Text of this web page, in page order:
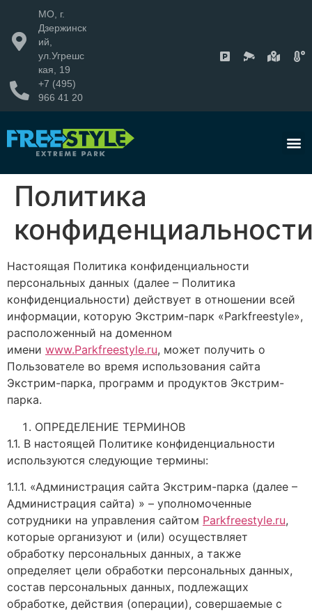
МО, г.
Дзержинск
ий,
ул.Угрешс
кая, 19
+7 (495)
966 41 20
Политика
Настоящая Политика конфиденциальности
персональных данных (далее – Политика
конфиденциальности) действует в отношении всей
информации, которую Экстрим-парк «Parkfreestyle»,
расположенный на доменном
имени www.Parkfreestyle.ru, может получить о
Пользователе во время использования сайта
Экстрим-парка, программ и продуктов Экстрим-
парка.
ОПРЕДЕЛЕНИЕ ТЕРМИНОВ
1.1. В настоящей Политике конфиденциальности
используются следующие термины:
1.1.1. «Администрация сайта Экстрим-парка (далее –
Администрация сайта) » – уполномоченные
сотрудники на управления сайтом Parkfreestyle.ru,
которые организуют и (или) осуществляет
обработку персональных данных, а также
определяет цели обработки персональных данных,
состав персональных данных, подлежащих
обработке, действия (операции), совершаемые с